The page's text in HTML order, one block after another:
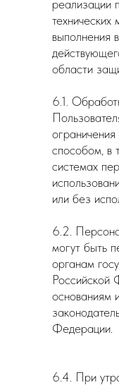
реализации
выполнения
области
6.1.
способом, в
системах
или без
6.2.
могут быть
органам
Российской
основаниям
Федерации.
6.4. При